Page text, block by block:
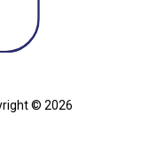
© 2026